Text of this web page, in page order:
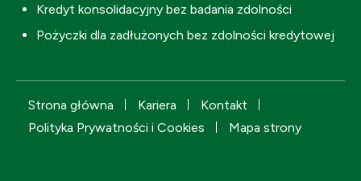
Kredyt konsolidacyjny bez badania zdolności
Pożyczki dla zadłużonych bez zdolności kredytowej
Strona główna Kariera
Kontakt
Polityka Prywatności i Cookies
Mapa strony